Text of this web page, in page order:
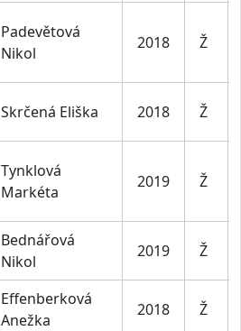
Padevětová
Nikol
2018 Ž
Skrčená Eliška 2018 Ž
Tynklová
Markéta
2019 Ž
Bednářová
Nikol
2019 Ž
Effenberková
Anežka
2018 Ž